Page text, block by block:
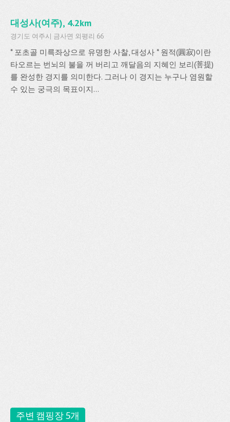
대성사(여주), 4.2km
경기도 여주시 금사면 외평리 66
* 포초골 미륵좌상으로 유명한 사찰, 대성사 * 원적(圓寂)이란
타오르는 번뇌의 불을 꺼 버리고 깨달음의 지혜인 보리(菩提)
를 완성한 경지를 의미한다. 그러나 이 경지는 누구나 염원할
수 있는 궁극의 목표이지...
주변 캠핑장 5개